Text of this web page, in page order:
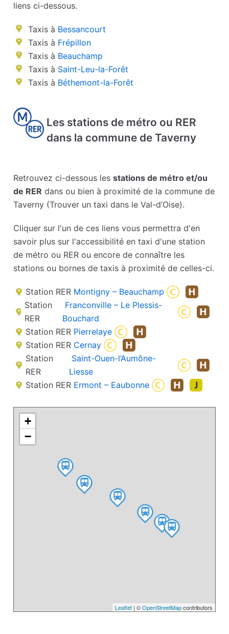
liens ci-dessous.
Taxis à Bessancourt
Taxis à Frépillon
Taxis à Beauchamp
Taxis à Saint-Leu-la-Forêt
Taxis à Béthemont-la-Forêt
Les stations de métro ou RER
dans la commune de Taverny
Retrouvez ci-dessous lesstations de métro et/ou
de RER dans ou bien à proximité de la commune de
Taverny (Trouver un taxi dans le Val-d’Oise).
Cliquer sur l'un de ces liens vous permettra d'en
savoir plus sur l'accessibilité en taxi d'une station
de métro ou RER ou encore de connaître les
stations ou bornes de taxis à proximité de celles-ci.
Station RER Montigny – Beauchamp
Station
RER
Franconville – Le Plessis-
Bouchard
Station RER Pierrelaye
Station RER Cernay
Station
RER
Saint-Ouen-l’Aumône-
Liesse
Station RER Ermont – Eaubonne
+
−
Leaflet| ©OpenStreetMapcontributors